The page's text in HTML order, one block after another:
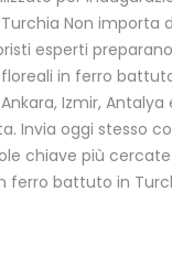
Non importa
esperti
in ferro
Izmir,
Invia oggi stesso
chiave più
battuto in